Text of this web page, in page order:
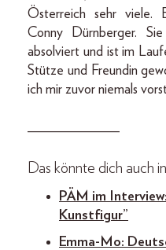
Österreich sehr viele.
Conny Dürnberger.
absolviert und ist im
Stütze und Freundin
ich mir zuvor niemals
_____________
Das könnte dich auch
PÄM im
Kunstfigur”
Emma-Mo: